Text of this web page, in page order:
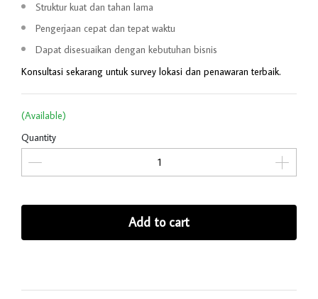
Struktur kuat dan tahan lama
Pengerjaan cepat dan tepat waktu
Dapat disesuaikan dengan kebutuhan bisnis
Konsultasi sekarang untuk survey lokasi dan penawaran terbaik.
(Available)
Quantity
Add to cart